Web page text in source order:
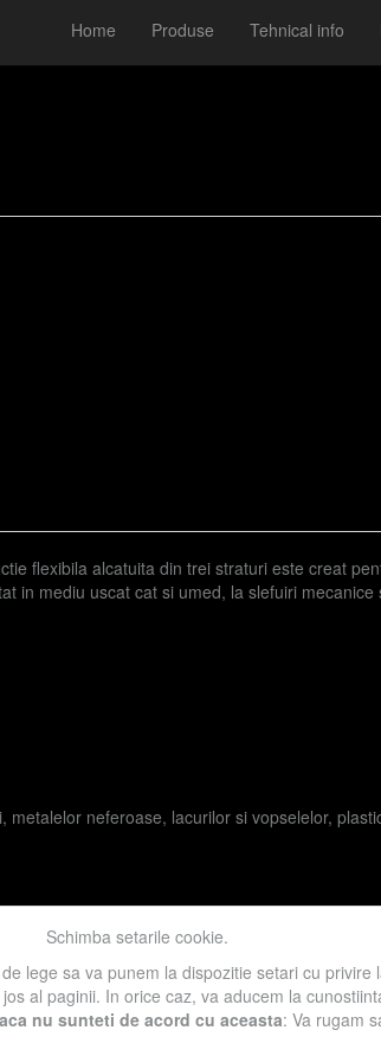
Home Produse Tehnical info
flexibila alcatuita din trei straturi este creat
in mediu uscat cat si umed, la slefuiri mecanice
neferoase, lacurilor si vopselelor,
Compozite
Schimba setarile cookie.
lege sa va punem la dispozitie setari cu
al paginii. In orice caz, va aducem la
nu sunteti de acord cu aceasta: Va rugam